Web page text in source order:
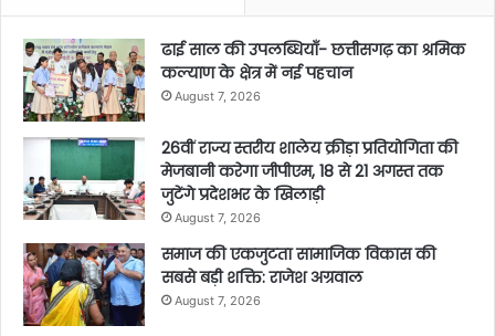
ढाई साल की उपलब्धियाँ- छत्तीसगढ़ का श्रमिक
कल्याण के क्षेत्र में नई पहचान
August 7, 2026
26वीं राज्य स्तरीय शालेय क्रीड़ा प्रतियोगिता की
मेजबानी करेगा जीपीएम, 18 से 21 अगस्त तक
जुटेंगे प्रदेशभर के खिलाड़ी
August 7, 2026
समाज की एकजुटता सामाजिक विकास की
सबसे बड़ी शक्ति: राजेश अग्रवाल
August 7, 2026